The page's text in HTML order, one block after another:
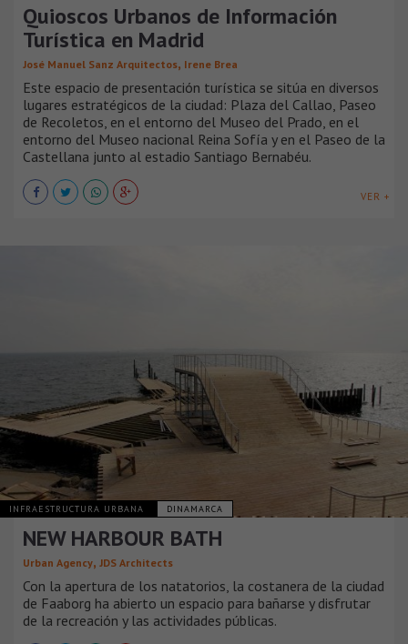
Quioscos Urbanos de Información
Turística en Madrid
José Manuel Sanz Arquitectos, Irene Brea
Este espacio de presentación turística se sitúa en diversos
lugares estratégicos de la ciudad: Plaza del Callao, Paseo
de Recoletos, en el entorno del Museo del Prado, en el
entorno del Museo nacional Reina Sofía y en el Paseo de la
Castellana junto al estadio Santiago Bernabéu.
VER +
INFRAESTRUCTURA URBANA DINAMARCA
NEW HARBOUR BATH
Urban Agency, JDS Architects
Con la apertura de los natatorios, la costanera de la ciudad
de Faaborg ha abierto un espacio para bañarse y disfrutar
de la recreación y las actividades públicas.